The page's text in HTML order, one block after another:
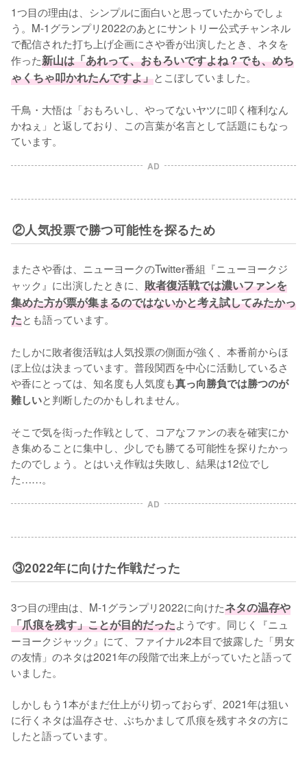
1つ目の理由は、シンプルに面白いと思っていたからでしょ
う。M-1グランプリ2022のあとにサントリー公式チャンネル
で配信された打ち上げ企画にさや香が出演したとき、ネタを
作った新山は「あれって、おもろいですよね？でも、めち
ゃくちゃ叩かれたんですよ」とこぼしていました。
千鳥・大悟は「おもろいし、やってないヤツに叩く権利なん
かねぇ」と返しており、この言葉が名言として話題にもなっ
ています。
AD
②人気投票で勝つ可能性を探るため
またさや香は、ニューヨークのTwitter番組『ニューヨークジ
ャック』に出演したときに、 敗者復活戦では濃いファンを
集めた方が票が集まるのではないかと考え試してみたかっ
たとも語っています。
たしかに敗者復活戦は人気投票の側面が強く、本番前からほ
ぼ上位は決まっています。普段関西を中心に活動しているさ
や香にとっては、知名度も人気度も真っ向勝負では勝つのが
難しいと判断したのかもしれません。
そこで気を衒った作戦として、コアなファンの表を確実にか
き集めることに集中し、少しでも勝てる可能性を探りたかっ
たのでしょう。とはいえ作戦は失敗し、結果は12位でし
た……。
AD
③2022年に向けた作戦だった
3つ目の理由は、M-1グランプリ2022に向けたネタの温存や
「爪痕を残す」ことが目的だったようです。同じく『ニュ
ーヨークジャック』にて、ファイナル2本目で披露した「男女
の友情」のネタは2021年の段階で出来上がっていたと語って
いました。
しかしもう1本がまだ仕上がり切っておらず、2021年は狙い
に行くネタは温存させ、ぶちかまして爪痕を残すネタの方に
したと語っています。